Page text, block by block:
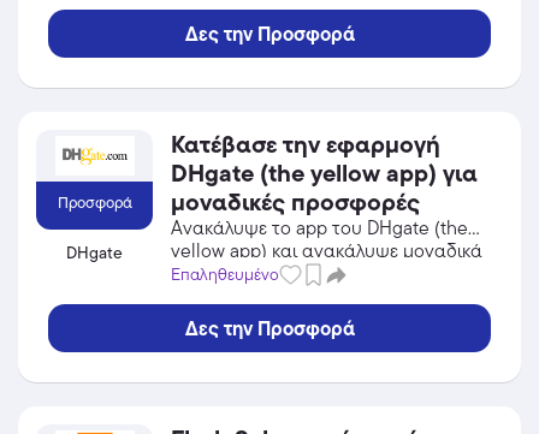
Δες την Προσφορά
Προσφορά
DHgate
Κατέβασε την εφαρμογή
DHgate (the yellow app) για
μοναδικές προσφορές
Ανακάλυψε το app του DHgate (the
yellow app) και ανακάλυψε μοναδικά
προϊόντα σε χαμηλές τιμές!
Επαληθευμένο
Δες την Προσφορά